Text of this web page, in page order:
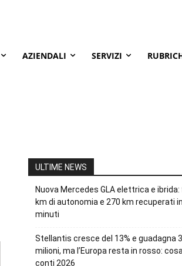
AZIENDALI SERVIZI
ULTIME NEWS
Nuova Mercedes GLA elettrica e ibrida:
km di autonomia e 270 km recuperati
minuti
Stellantis cresce del 13% e guadagna
milioni, ma l’Europa resta in rosso:
conti 2026